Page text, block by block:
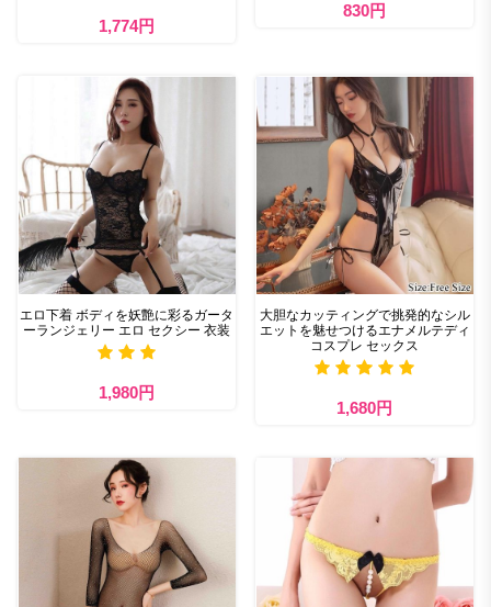
1,774円
830円
エロ下着 ボディを妖艶に彩るガータ
ーランジェリー エロ セクシー 衣装
1,980円
大胆なカッティングで挑発的なシル
エットを魅せつけるエナメルテディ
コスプレ セックス
1,680円